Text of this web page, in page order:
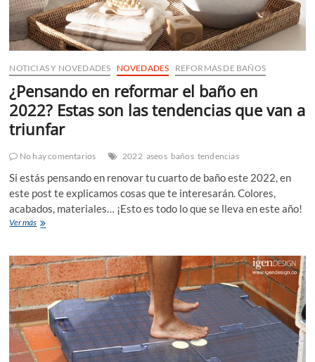
NOTICIAS Y NOVEDADES NOVEDADES REFORMAS DE BAÑOS
¿Pensando en reformar el baño en
2022? Estas son las tendencias que van a
triunfar
No hay comentarios 2022 aseos baños tendencias
Si estás pensando en renovar tu cuarto de baño este 2022, en
este post te explicamos cosas que te interesarán. Colores,
acabados, materiales… ¡Esto es todo lo que se lleva en este año!
Ver más¿Pensando
el
baño
en
2022?
Estas
son
las
tendencias